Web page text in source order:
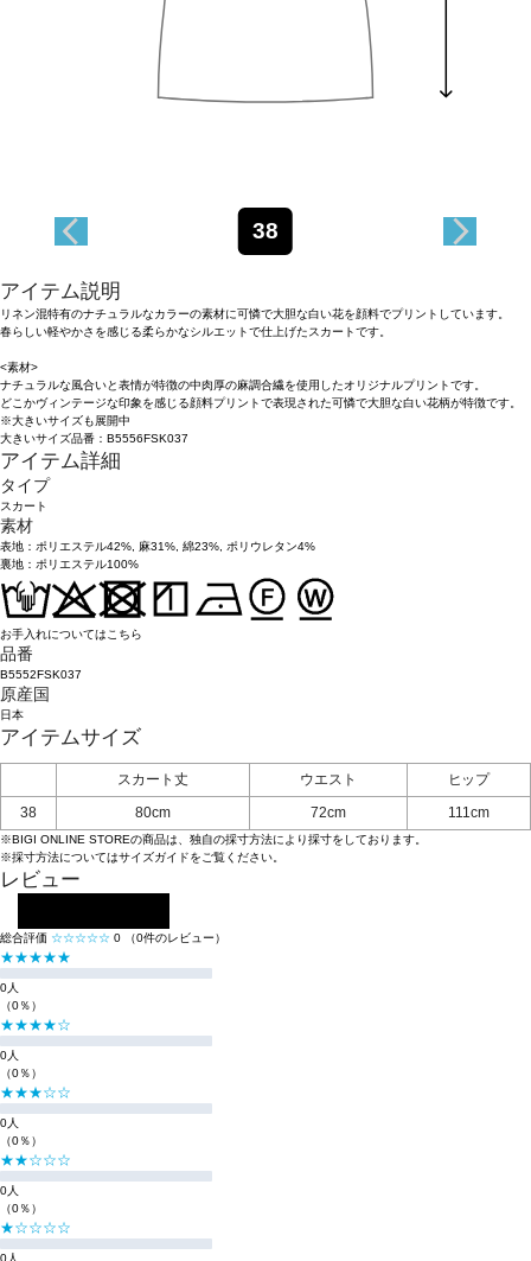
38
アイテム説明
リネン混特有のナチュラルなカラーの素材に可憐で大胆な白い花を顔料でプリントしています。
春らしい軽やかさを感じる柔らかなシルエットで仕上げたスカートです。
<素材>
ナチュラルな風合いと表情が特徴の中肉厚の麻調合繊を使用したオリジナルプリントです。
どこかヴィンテージな印象を感じる顔料プリントで表現された可憐で大胆な白い花柄が特徴です。
※大きいサイズも展開中
大きいサイズ品番：B5556FSK037
アイテム詳細
タイプ
スカート
素材
表地：ポリエステル42%, 麻31%, 綿23%, ポリウレタン4%
裏地：ポリエステル100%
お手入れについてはこちら
品番
B5552FSK037
原産国
日本
アイテムサイズ
スカート丈 ウエスト
ヒップ
38
80cm 72cm 111cm
※BIGI ONLINE STOREの商品は、独自の採寸方法により採寸をしております。
※採寸方法についてはサイズガイドをご覧ください。
レビュー
総合評価 ☆☆☆☆☆ 0 （0件のレビュー）
★★★★★
0人
（0％）
★★★★☆
0人
（0％）
★★★☆☆
0人
（0％）
★★☆☆☆
0人
（0％）
★☆☆☆☆
0人